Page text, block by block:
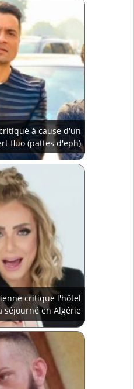
à cause d'un
fluo (pattes d'eph)
critique l'hôtel
séjourné en Algérie